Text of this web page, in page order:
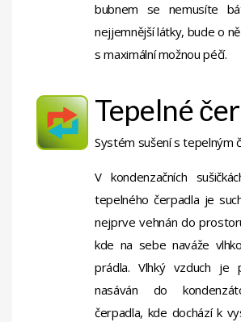
bubnem se nemusíte
nejjemnější látky, bude o
s maximální možnou péčí.
Tepelné
Systém sušení s tepelným
V kondenzačních
tepelného čerpadla je
nejprve vehnán do
kde na sebe naváže
prádla. Vlhký vzduch
nasáván do
čerpadla, kde dochází k